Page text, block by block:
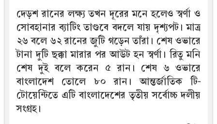
দেড়শ রানের লক্ষ্য তখন দূরের মনে হলেও স্বর্ণা ও
সোবহানার ব্যাটিং তাণ্ডবে বদলে যায় দৃশ্যপট। মাত্র
২৬ বলে ৬২ রানের জুটি গড়েন তাঁরা। শেষ ওভারে
টানা দুটি ছক্কা মারার পর আউট হন স্বর্ণা। রিতু মনি
শেষ দুই বলে করেন ৫ রান। শেষ ৬ ওভারে
বাংলাদেশ তোলে ৮০ রান। আন্তর্জাতিক টি-
টোয়েন্টিতে এটি বাংলাদেশের তৃতীয় সর্বোচ্চ দলীয়
সংগ্রহ।